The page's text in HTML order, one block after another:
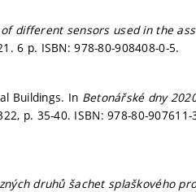
different sensors used in the
6 p. ISBN: 978-80-908408-0-5.
Buildings. In Betonářské dny
p. 35-40. ISBN: 978-80-907611-
druhů šachet splaškového